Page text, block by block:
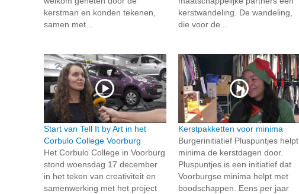
kerstman en konden tekenen,
samen met...
kerstwandeling. De wandeling,
die voor de...
Start van Tell It by Art in het
Corbulo College Voorburg
Het Corbulo College in Voorburg
stond woensdag 17 december
in het teken van creativiteit en
samenwerking met het project
Kerstpakketten voor minima
Burgerinitiatief Pluspuntjes helpt
minima de kerstdagen door.
Pluspuntjes is een initiatief dat
Voorburgse minima helpt met
boodschappen. Eens per jaar